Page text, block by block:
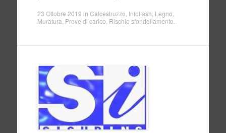
23 Ottobre 2019 in Calcestruzzo Infoflash Legno
Muratura Prove di carico Rischio sfondellamento